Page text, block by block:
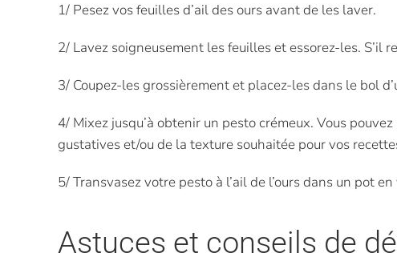
1/ Pesez vos feuilles d’ail des ours avant de les laver.
2/ Lavez soigneusement les feuilles et essorez-les. S’il
3/ Coupez-les grossièrement et placez-les dans le bol
4/ Mixez jusqu’à obtenir un pesto crémeux. Vous
gustatives et/ou de la texture souhaitée pour vos
5/ Transvasez votre pesto à l’ail de l’ours dans un pot
Astuces et conseils de